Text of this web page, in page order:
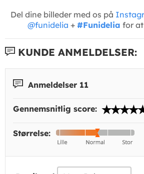
Del dine billeder med os på
@funidelia + #Funidelia for at
KUNDE ANMELDELSER:
Anmeldelser 11
Gennemsnitlig score:
Størrelse: